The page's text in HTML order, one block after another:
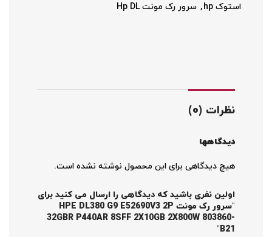
استوک hp
, سرور رک مونت Hp DL
نظرات (0)
دیدگاهها
هیچ دیدگاهی برای این محصول نوشته نشده است.
اولین نفری باشید که دیدگاهی را ارسال می کنید برای
“سرور رک مونت HPE DL380 G9 E52690V3 2P
32GBR P440AR 8SFF 2X10GB 2X800W 803860-
B21”